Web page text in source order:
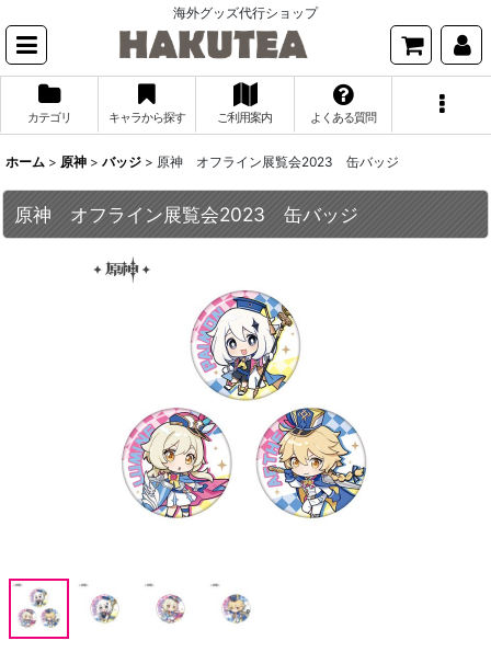
海外グッズ代行ショップ
カテゴリ キャラから探す ご利用案内 よくある質問
ホーム > 原神 > バッジ > 原神 オフライン展覧会2023 缶バッジ
原神 オフライン展覧会2023 缶バッジ